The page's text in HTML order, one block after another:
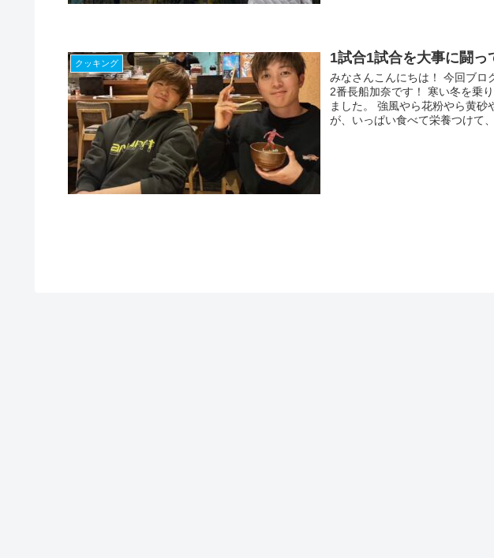
クッキング 1試合1試合を大事に闘っ
みなさんこんにちは！ 今回ブロ
2番長船加奈です！ 寒い冬を乗
ました。 強風やら花粉やら黄
が、いっぱい食べて栄養つけて